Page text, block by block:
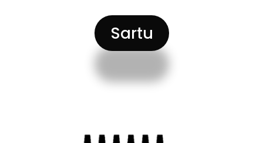
Sartu